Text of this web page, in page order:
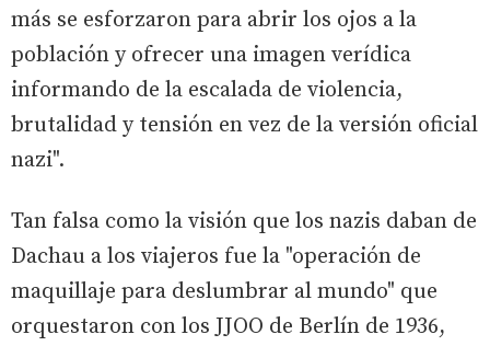
más se esforzaron para abrir los ojos a la
población y ofrecer una imagen verídica
informando de la escalada de violencia,
brutalidad y tensión en vez de la versión oficial
nazi".
Tan falsa como la visión que los nazis daban de
Dachau a los viajeros fue la "operación de
maquillaje para deslumbrar al mundo" que
orquestaron con los JJOO de Berlín de 1936,